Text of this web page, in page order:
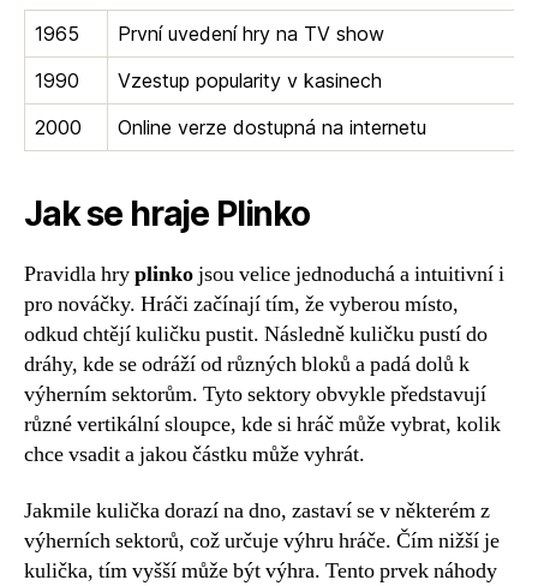
1965
První uvedení hry na TV show
1990
Vzestup popularity v kasinech
2000
Online verze dostupná na internetu
Jak se hraje Plinko
Pravidla hryplinkojsou velice jednoduchá a intuitivní i
pro nováčky. Hráči začínají tím, že vyberou místo,
odkud chtějí kuličku pustit. Následně kuličku pustí do
dráhy, kde se odráží od různých bloků a padá dolů k
výherním sektorům. Tyto sektory obvykle představují
různé vertikální sloupce, kde si hráč může vybrat, kolik
chce vsadit a jakou částku může vyhrát.
Jakmile kulička dorazí na dno, zastaví se v některém z
výherních sektorů, což určuje výhru hráče. Čím nižší je
kulička, tím vyšší může být výhra. Tento prvek náhody